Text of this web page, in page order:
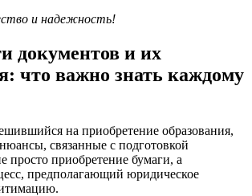
и надежность!
документов и их
что важно знать каждому
на приобретение образования,
связанные с подготовкой
просто приобретение бумаги, а
предполагающий юридическое